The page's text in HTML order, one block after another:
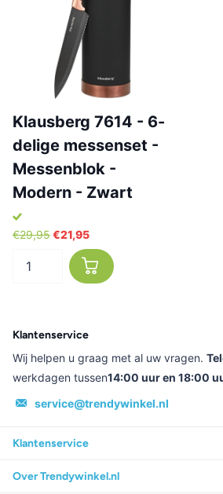
Klausberg 7614 - 6-
delige messenset -
Messenblok -
Modern - Zwart
€29,95€21,95
Klantenservice
Over Trendywinkel.nl
Klantenservice
Wij helpen u graag met al uw vragen.
werkdagen tussen14:00 uur en 18:00
service@trendywinkel.nl